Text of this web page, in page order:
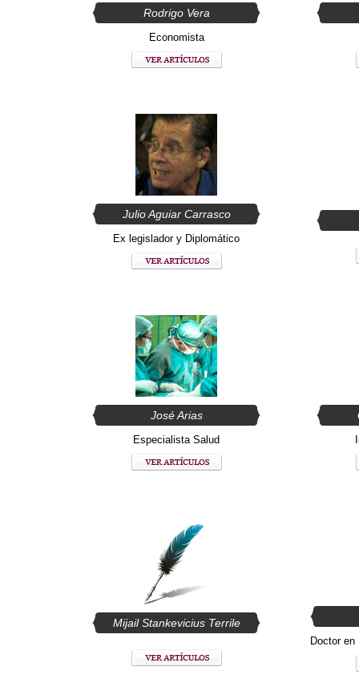
Rodrigo Vera
Economista
Julio Aguiar Carrasco
Ex legislador y Diplomático
José Arias
Especialista Salud
Mijail Stankevicius Terrile
Doctor